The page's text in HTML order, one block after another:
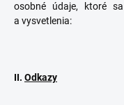
osobné údaje, ktoré
a vysvetlenia:
II. Odkazy